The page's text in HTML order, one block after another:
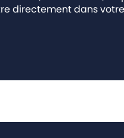
directement dans